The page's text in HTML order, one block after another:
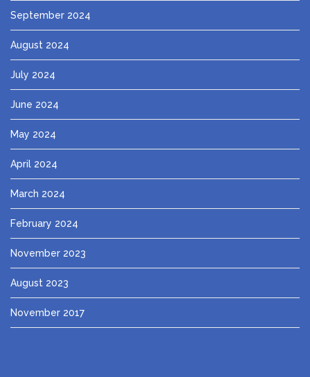
September 2024
August 2024
July 2024
June 2024
May 2024
April 2024
March 2024
February 2024
November 2023
August 2023
November 2017